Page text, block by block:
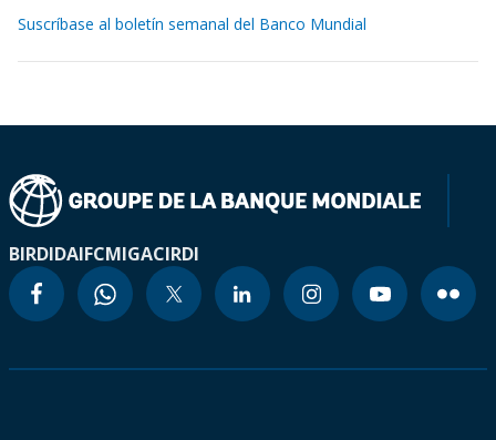
Suscríbase al boletín semanal del Banco Mundial
BIRDIDAIFCMIGACIRDI